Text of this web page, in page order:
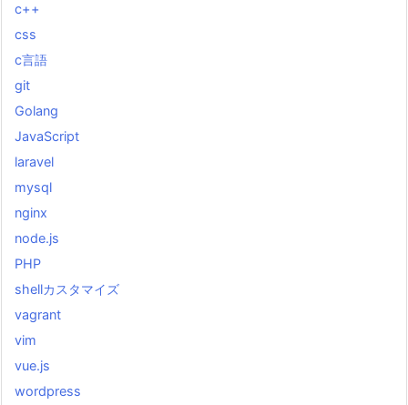
c++
css
c言語
git
Golang
JavaScript
laravel
mysql
nginx
node.js
PHP
shellカスタマイズ
vagrant
vim
vue.js
wordpress